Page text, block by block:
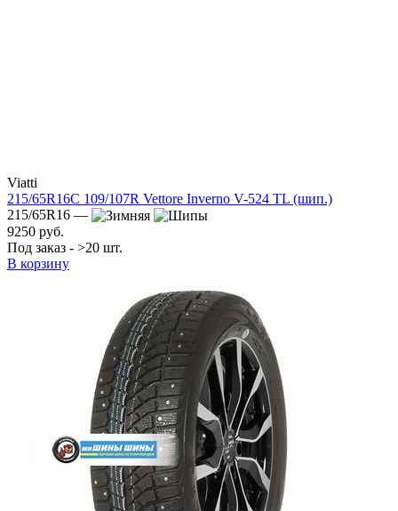
Viatti
215/65R16C 109/107R Vettore Inverno V-524 TL (шип.)
215/65R16 —
9250 руб.
Под заказ - >20 шт.
В корзину